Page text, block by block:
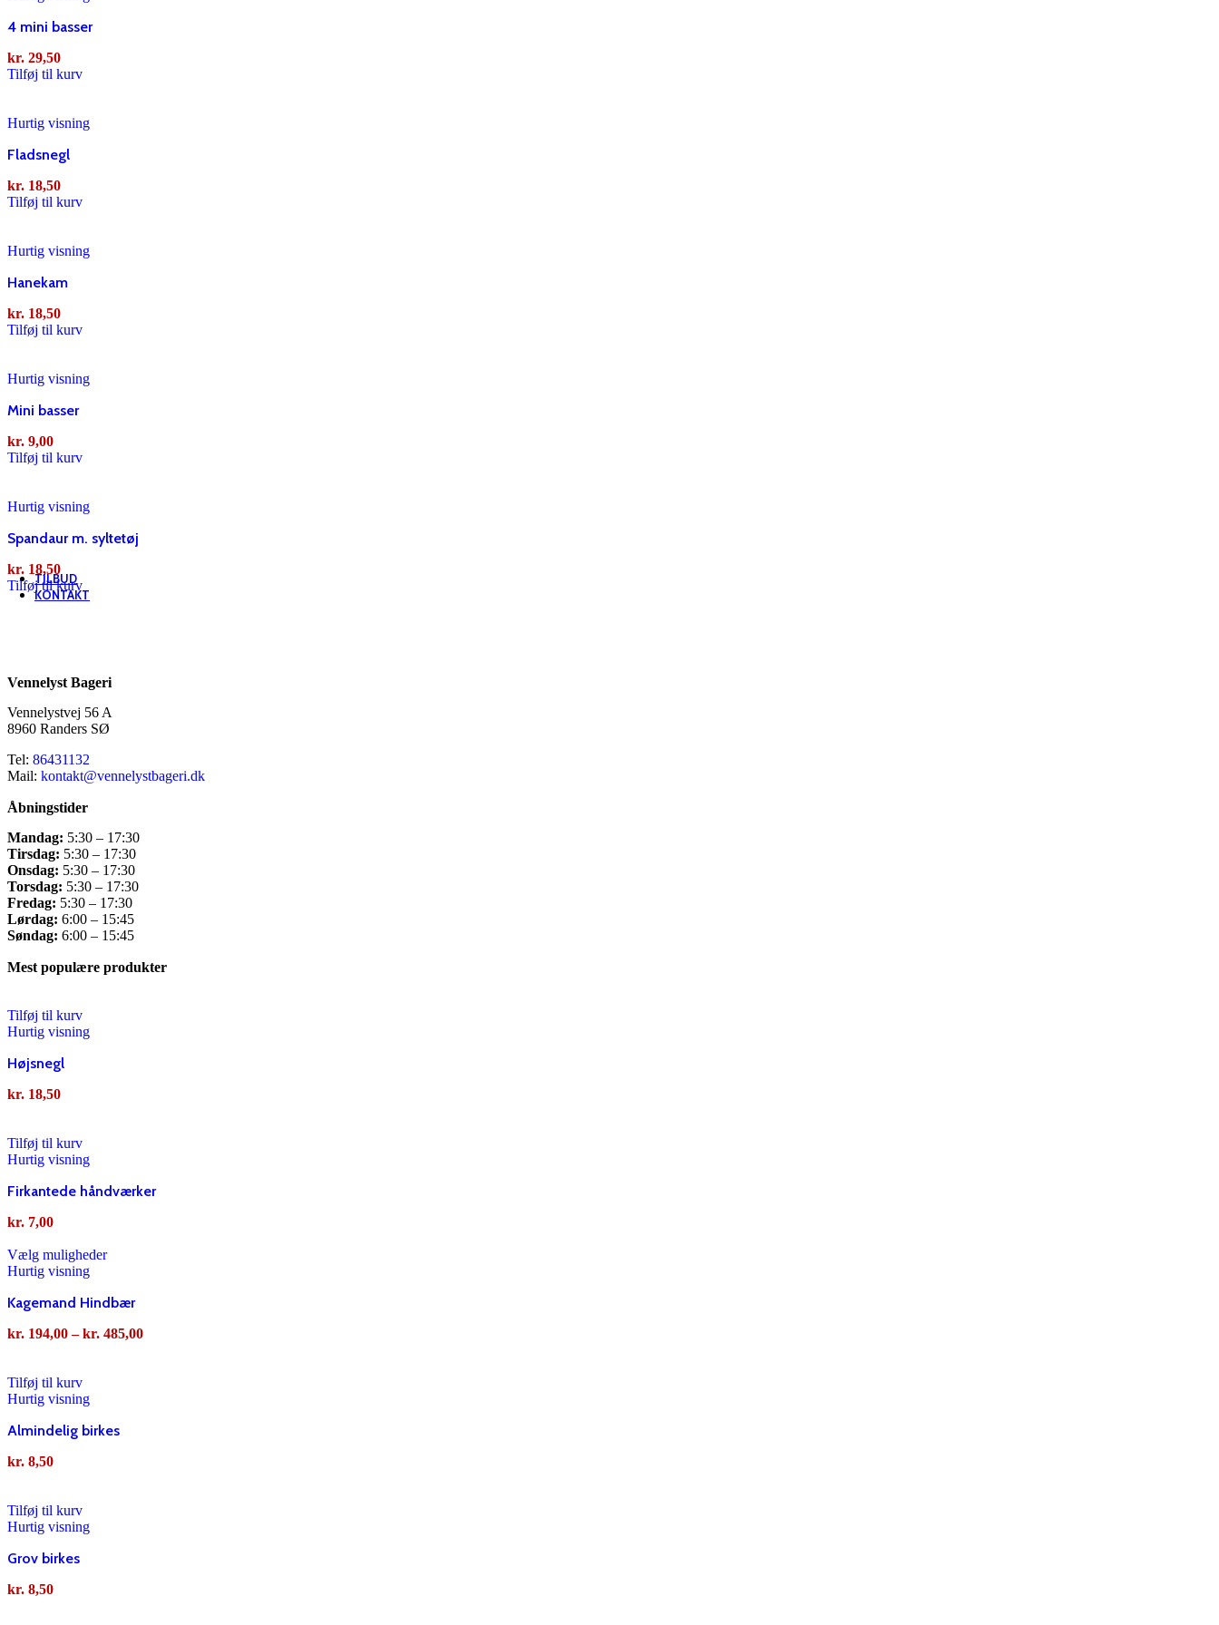
Vælg muligheder
kr.
Vælg muligheder
Hurtig visning
Hurtig visning
Vælg muligheder
Kagemand Trøffel
kr.
Vælg muligheder
Kagemand Brunsviger
kr. 194,00 –
TILBUD
KONTAKT
4 mini basser
kr. 29,50
Tilføj til kurv
Hurtig visning
Fladsnegl
kr. 18,50
Tilføj til kurv
Hurtig visning
Hanekam
kr. 18,50
Tilføj til kurv
Hurtig visning
Mini basser
kr. 9,00
Tilføj til kurv
Hurtig visning
Spandaur m. syltetøj
kr. 18,50
Tilføj til kurv
Vennelyst Bageri
Vennelystvej 56 A
8960 Randers SØ
Tel: 86431132
Mail: kontakt@vennelystbageri.dk
Åbningstider
Mandag: 5:30 – 17:30
Tirsdag: 5:30 – 17:30
Onsdag: 5:30 – 17:30
Torsdag: 5:30 – 17:30
Fredag: 5:30 – 17:30
Lørdag: 6:00 – 15:45
Søndag: 6:00 – 15:45
Mest populære produkter
Tilføj til kurv
Hurtig visning
Højsnegl
kr. 18,50
Tilføj til kurv
Hurtig visning
Firkantede håndværker
kr. 7,00
Vælg muligheder
Hurtig visning
Kagemand Hindbær
kr. 194,00 – kr. 485,00
Tilføj til kurv
Hurtig visning
Almindelig birkes
kr. 8,50
Tilføj til kurv
Hurtig visning
Grov birkes
kr. 8,50